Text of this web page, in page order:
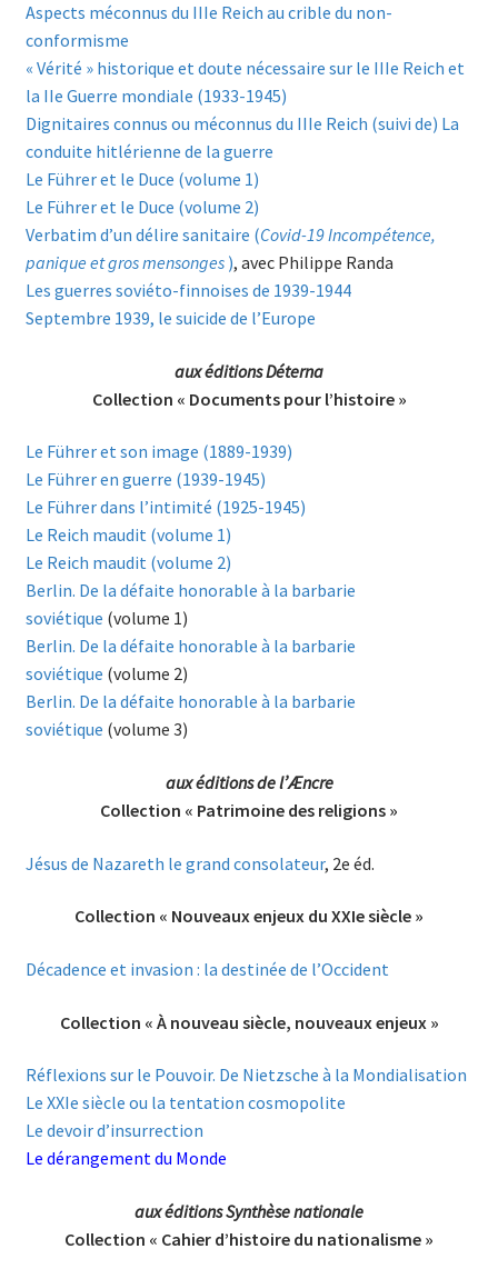
Aspects méconnus du IIIe Reich au crible du non-
conformisme
« Vérité » historique et doute nécessaire sur le IIIe Reich et
la IIe Guerre mondiale (1933-1945)
Dignitaires connus ou méconnus du IIIe Reich (suivi de) La
conduite hitlérienne de la guerre
Le Führer et le Duce (volume 1)
Le Führer et le Duce (volume 2)
Verbatim d’un délire sanitaire (Covid-19 Incompétence,
panique et gros mensonges), avec Philippe Randa
Les guerres soviéto-finnoises de 1939-1944
Septembre 1939, le suicide de l’Europe
aux éditions Déterna
Collection « Documents pour l’histoire »
Le Führer et son image (1889-1939)
Le Führer en guerre (1939-1945)
Le Führer dans l’intimité (1925-1945)
Le Reich maudit (volume 1)
Le Reich maudit (volume 2)
Berlin. De la défaite honorable à la barbarie
soviétique (volume 1)
Berlin. De la défaite honorable à la barbarie
soviétique (volume 2)
Berlin. De la défaite honorable à la barbarie
soviétique (volume 3)
aux éditions de l’Æncre
Collection « Patrimoine des religions »
Jésus de Nazareth le grand consolateur, 2e éd.
Collection « Nouveaux enjeux du XXIe siècle »
Décadence et invasion : la destinée de l’Occident
Collection « À nouveau siècle, nouveaux enjeux »
Réflexions sur le Pouvoir. De Nietzsche à la Mondialisation
Le XXIe siècle ou la tentation cosmopolite
Le devoir d’insurrection
Le dérangement du Monde
aux éditions Synthèse nationale
Collection « Cahier d’histoire du nationalisme »